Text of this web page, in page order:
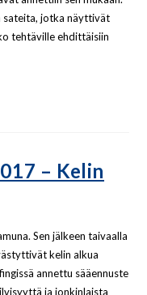
sateita, jotka näyttivät
tehtäville ehdittäisiin
– Kelin
Sen jälkeen taivaalla
kelin alkua
annettu sääennuste
ja jonkinlaista